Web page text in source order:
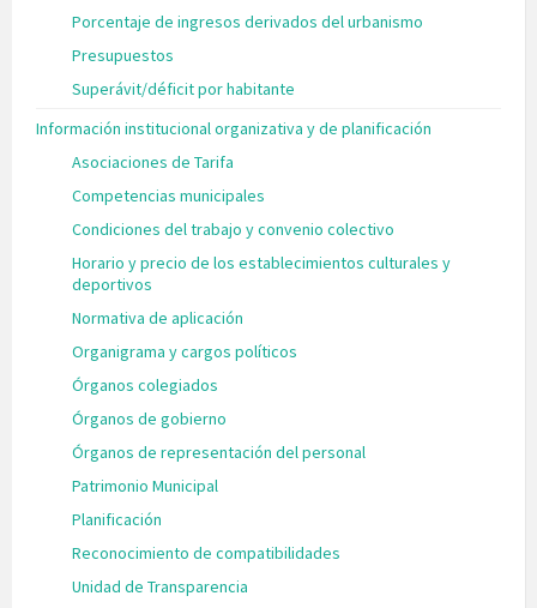
Porcentaje de ingresos derivados del urbanismo
Presupuestos
Superávit/déficit por habitante
Información institucional organizativa y de planificación
Asociaciones de Tarifa
Competencias municipales
Condiciones del trabajo y convenio colectivo
Horario y precio de los establecimientos culturales y
deportivos
Normativa de aplicación
Organigrama y cargos políticos
Órganos colegiados
Órganos de gobierno
Órganos de representación del personal
Patrimonio Municipal
Planificación
Reconocimiento de compatibilidades
Unidad de Transparencia